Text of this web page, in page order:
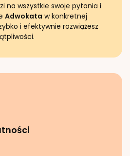
na wszystkie swoje pytania i
Adwokata w konkretnej
i efektywnie rozwiążesz